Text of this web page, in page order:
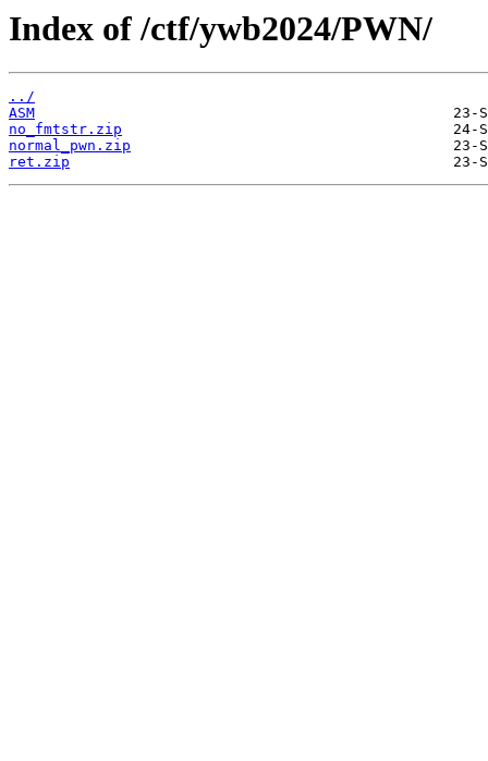
Index of /ctf/ywb2024/PWN/
../
ASM
no_fmtstr.zip
normal_pwn.zip
ret.zip